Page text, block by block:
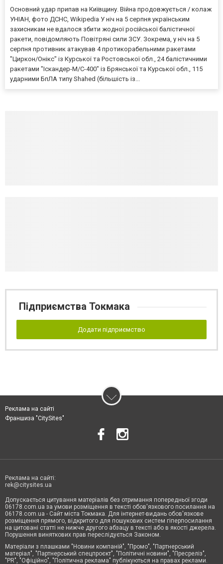
Основний удар припав на Київщину. Війна продовжується / колаж
УНІАН, фото ДСНС, Wikipedia У ніч на 5 серпня українським
захисникам не вдалося збити жодної російської балістичної
ракети, повідомляють Повітряні сили ЗСУ. Зокрема, у ніч на 5
серпня противник атакував 4 протикорабельними ракетами
"Циркон/Онікс" із Курської та Ростовської обл., 24 балістичними
ракетами "Іскандер-М/С-400" із Брянської та Курської обл., 115
ударними БпЛА типу Shahed (більшість із...
Підприємства Токмака
Додати підприємство
Реклама на сайті
Франшиза "CitySites"
Реклама на сайті:
rek@citysites.ua
Допускається цитування матеріалів без отримання попередньої згоди
06178.com.ua за умови розміщення в тексті обов'язкового посилання на
06178.com.ua - Сайт міста Токмака. Для інтернет-видань обов'язкове
розміщення прямого, відкритого для пошукових систем гіперпосилання
на цитовані статті не нижче другого абзацу в тексті або в якості джерела.
Порушення виняткових прав переслідується Законом.
Матеріали з плашками "Новини компаній", "Промо", "Партнерський
матеріал", "Партнерський спецпроєкт", "Політичні новини", "Пресреліз",
"PR", "Офіційно", "Політична реклама" публікуються на правах реклами.